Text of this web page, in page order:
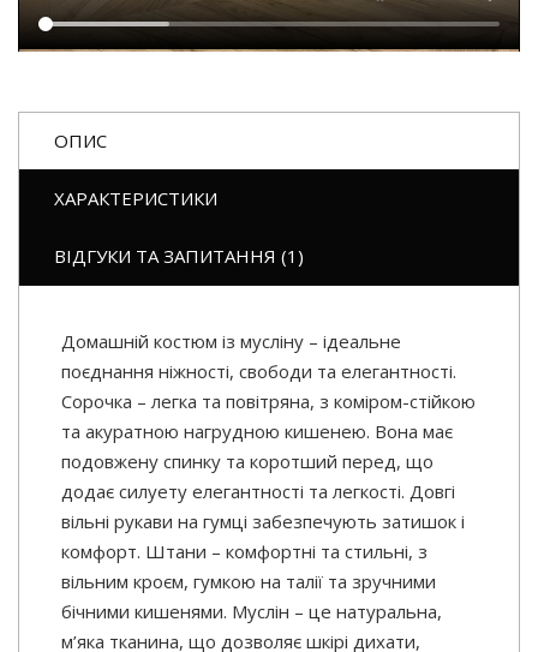
ОПИС
ХАРАКТЕРИСТИКИ
ВІДГУКИ ТА ЗАПИТАННЯ (1)
Домашній костюм із мусліну – ідеальне
поєднання ніжності, свободи та елегантності.
Сорочка – легка та повітряна, з коміром-стійкою
та акуратною нагрудною кишенею. Вона має
подовжену спинку та коротший перед, що
додає силуету елегантності та легкості. Довгі
вільні рукави на гумці забезпечують затишок і
комфорт. Штани – комфортні та стильні, з
вільним кроєм, гумкою на талії та зручними
бічними кишенями. Муслін – це натуральна,
м’яка тканина, що дозволяє шкірі дихати,